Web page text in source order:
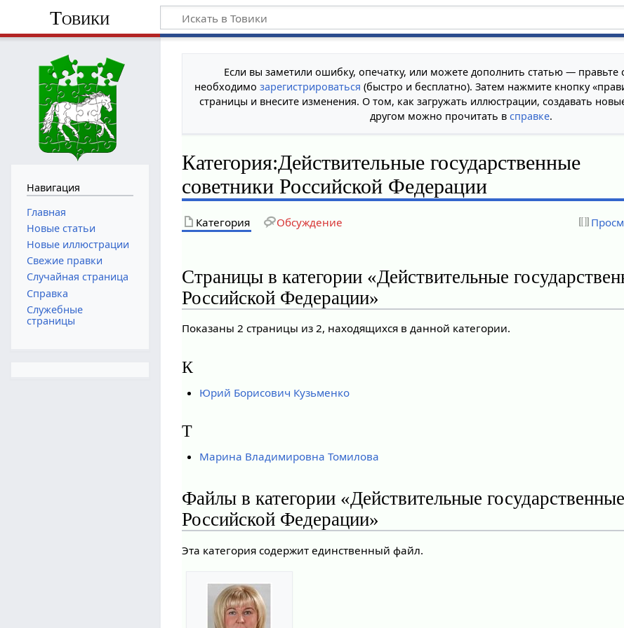
Товики
Если вы заметили ошибку, опечатку, или можете дополнить статью — правьте
необходимозарегистрироваться (быстро и бесплатно). Затем нажмите кнопку
страницы и внесите изменения. О том, как загружать иллюстрации, создавать
другом можно прочитать в справке.
Категория:Действительные государственные
советники Российской Федерации
Категория Обсуждение
Страницы в категории «Действительные
Российской Федерации»
Показаны 2 страницы из 2, находящихся в данной категории.
К
Юрий Борисович Кузьменко
Т
Марина Владимировна Томилова
Файлы в категории «Действительные
Российской Федерации»
Эта категория содержит единственный файл.
Навигация
Главная
Новые статьи
Новые иллюстрации
Свежие правки
Случайная страница
Справка
Служебные
страницы